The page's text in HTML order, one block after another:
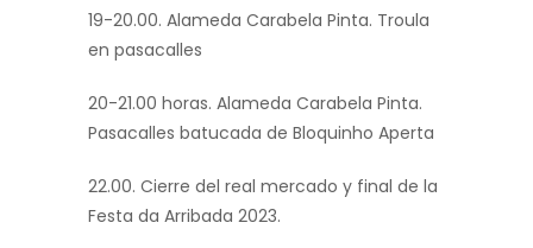
19-20.00. Alameda Carabela Pinta. Troula
en pasacalles
20-21.00 horas. Alameda Carabela Pinta.
Pasacalles batucada de Bloquinho Aperta
22.00. Cierre del real mercado y final de la
Festa da Arribada 2023.